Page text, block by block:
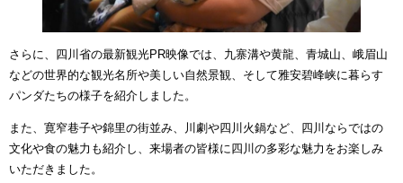
さらに、四川省の最新観光PR映像では、九寨溝や黄龍、青城山、峨眉山
などの世界的な観光名所や美しい自然景観、そして雅安碧峰峡に暮らす
パンダたちの様子を紹介しました。
また、寛窄巷子や錦里の街並み、川劇や四川火鍋など、四川ならではの
文化や食の魅力も紹介し、来場者の皆様に四川の多彩な魅力をお楽しみ
いただきました。